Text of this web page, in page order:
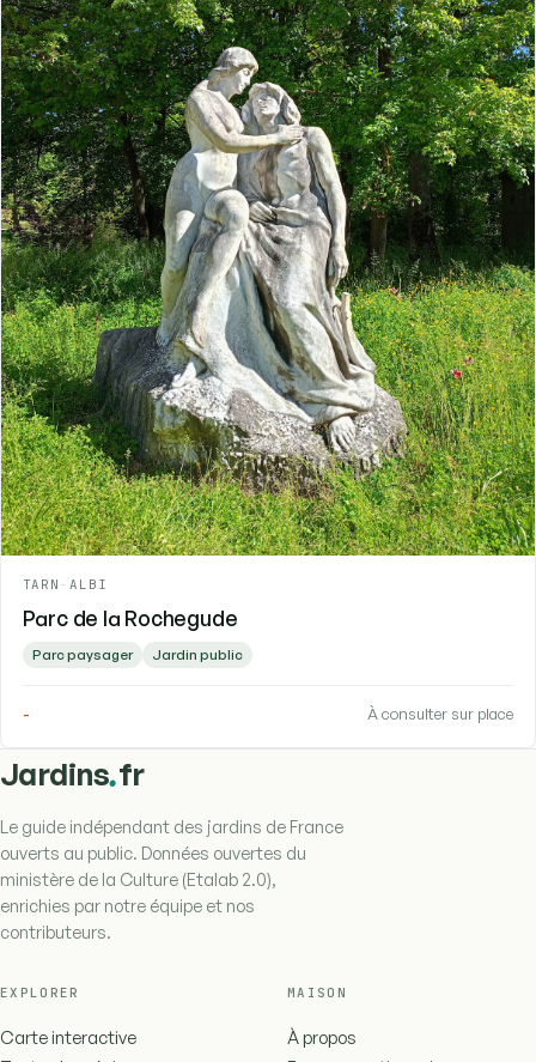
TARN - ALBI
Parc de la Rochegude
Parc paysager Jardin public
- À consulter sur place
Jardins.fr
Le guide indépendant des jardins de France
ouverts au public. Données ouvertes du
ministère de la Culture (Etalab 2.0),
enrichies par notre équipe et nos
contributeurs.
EXPLORER
Carte interactive
MAISON
À propos